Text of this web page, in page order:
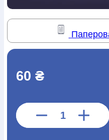
Книга в комплекті
За додатковою
(097) 880-6379
Ми у
60 ₴